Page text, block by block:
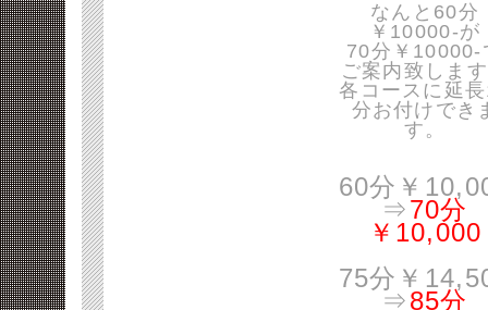
なんと60分
￥10000-が
70分￥10000-
ご案内致しま
各コースに延
分お付けでき
す。
60分￥
⇒70分
￥10,000
75分￥
⇒85分